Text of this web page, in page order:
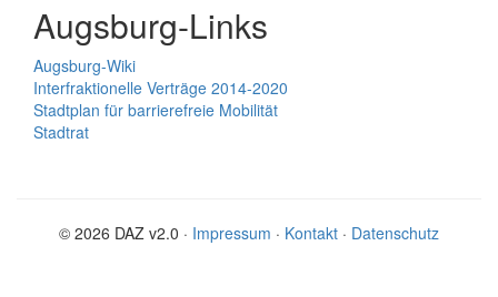
Augsburg-Links
Augsburg-Wiki
Interfraktionelle Verträge 2014-2020
Stadtplan für barrierefreie Mobilität
Stadtrat
© 2026 DAZ v2.0 · Impressum · Kontakt · Datenschutz